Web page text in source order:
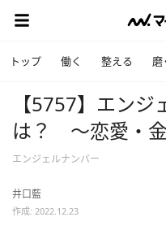
トップ 働く 整える 磨
【5757】エン
は？ ～恋愛・
エンジェルナンバー
井口藍
作成: 2022.12.23